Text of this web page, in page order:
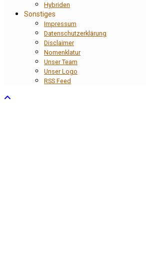
Hybriden
Sonstiges
Impressum
Datenschutzerklärung
Disclaimer
Nomenklatur
Unser Team
Unser Logo
RSS Feed